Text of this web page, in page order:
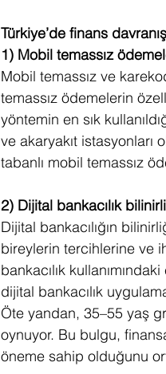
Türkiye’de finans
1) Mobil temassız
Mobil temassız ve
temassız ödemelerin
yöntemin en sık
ve akaryakıt istasyonları
tabanlı mobil temassız
2) Dijital bankacılık
Dijital bankacılığın
bireylerin tercihlerine ve
bankacılık
dijital bankacılık
Öte yandan, 35–55 yaş
oynuyor. Bu bulgu,
öneme sahip olduğunu